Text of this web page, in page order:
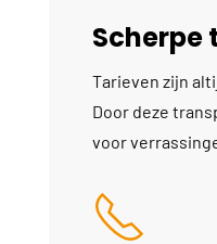
Scherpe
Tarieven zijn
Door deze
voor